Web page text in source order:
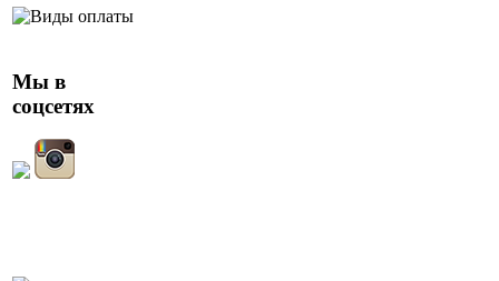
Мы в
соцсетях